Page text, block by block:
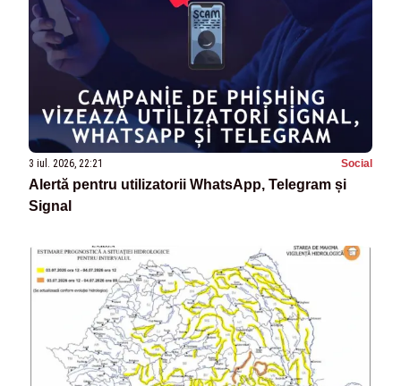
3 iul. 2026, 22:21 Social
Alertă pentru utilizatorii WhatsApp, Telegram și
Signal